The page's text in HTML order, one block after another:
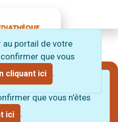
du site de la médiathèque
au portail de votre
que vous
cliquant ici
.
portail de votre
que vous n'êtes
ici .